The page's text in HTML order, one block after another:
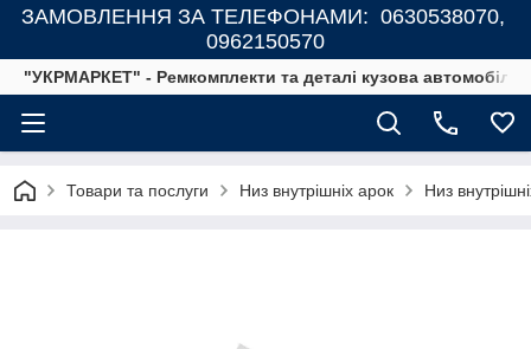
ЗАМОВЛЕННЯ ЗА ТЕЛЕФОНАМИ: 0630538070,
0962150570
"УКРМАРКЕТ" - Ремкомплекти та деталі кузова автомобілів
Товари та послуги Низ внутрішніх арок Низ